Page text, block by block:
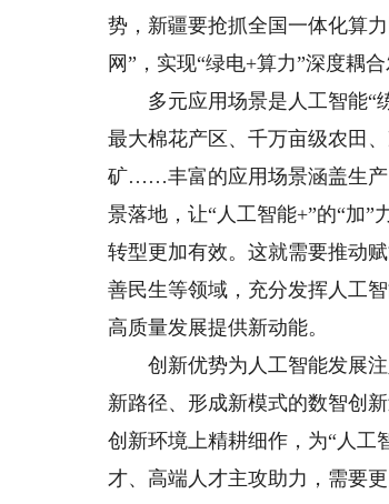
势，新疆要抢抓全国一体化算
网”，实现“绿电+算力”深度耦
多元应用场景是人工智能“练
最大棉花产区、千万亩级农田
矿……丰富的应用场景涵盖生产
景落地，让“人工智能+”的“加
转型更加有效。这就需要推动
善民生等领域，充分发挥人工
高质量发展提供新动能。
创新优势为人工智能发展注
新路径、形成新模式的数智创
创新环境上精耕细作，为“人工
才、高端人才主攻助力，需要